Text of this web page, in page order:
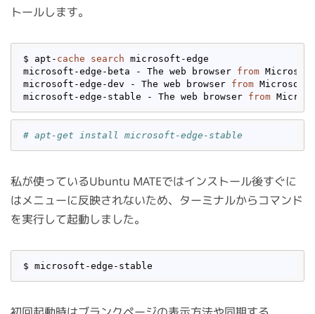
トールします。
$ apt- cache search microsoft-edge
microsoft-edge-beta - The web browser from Microsoft
microsoft-edge-dev - The web browser from Microsoft
microsoft-edge-stable - The web browser from
# apt-get install microsoft-edge-stable
私が使っているUbuntu MATEではインストール後すぐに
はメニューに反映されないため、ターミナルからコマンド
を実行して起動しました。